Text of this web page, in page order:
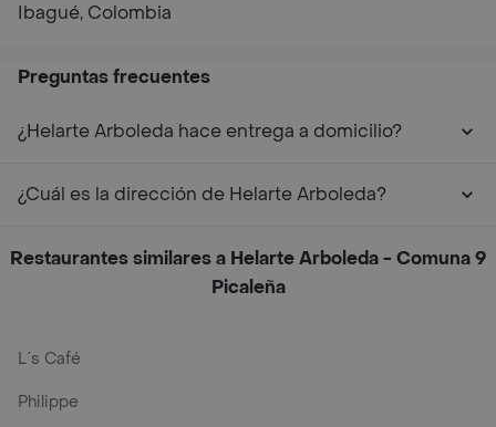
Ibagué, Colombia
Preguntas frecuentes
¿Helarte Arboleda hace entrega a domicilio?
¿Cuál es la dirección de Helarte Arboleda?
Restaurantes similares a Helarte Arboleda - Comuna 9
Picaleña
L´s Café
Philippe